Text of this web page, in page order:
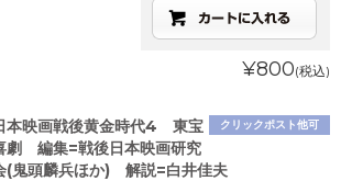
¥800(税込)
クリックポスト他可
本映画戦後黄金時代4 東宝
劇 編集=戦後日本映画研究
(鬼頭麟兵ほか) 解説=白井佳夫